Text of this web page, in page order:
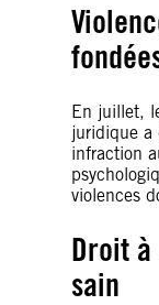
En juillet,
juridique a
infraction
violences
Droit
sain